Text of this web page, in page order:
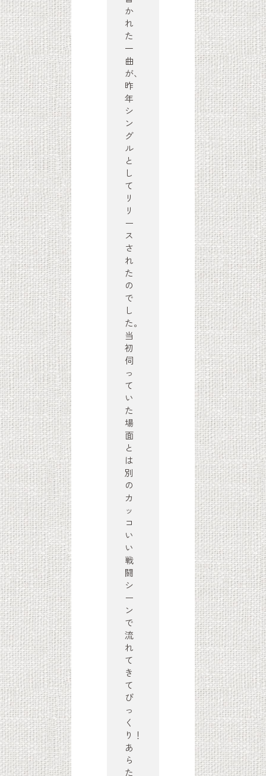
か
れ
た
一
曲
が、
昨
年
シ
ン
グ
ル
と
し
て
リ
リ
ー
ス
さ
れ
た
の
で
し
た。
当
初
伺
っ
て
い
た
場
面
と
は
別
の
カ
ッ
コ
い
い
戦
闘
シ
ー
ン
で
流
れ
て
き
て
び
っ
く
り！
あ
ら
た